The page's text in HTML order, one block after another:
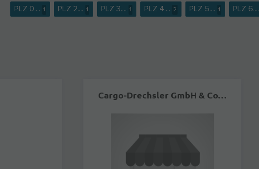
PLZ 0.... 1 PLZ 2.... 1 PLZ 3.... 1 PLZ 4.... 2 PLZ 5.... 1 PLZ 6....
Cargo-Drechsler GmbH & Co. KG